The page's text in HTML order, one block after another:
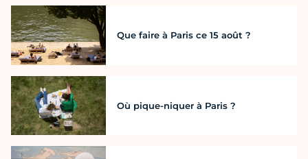
Que faire à Paris ce 15 août ?
Où pique-niquer à Paris ?